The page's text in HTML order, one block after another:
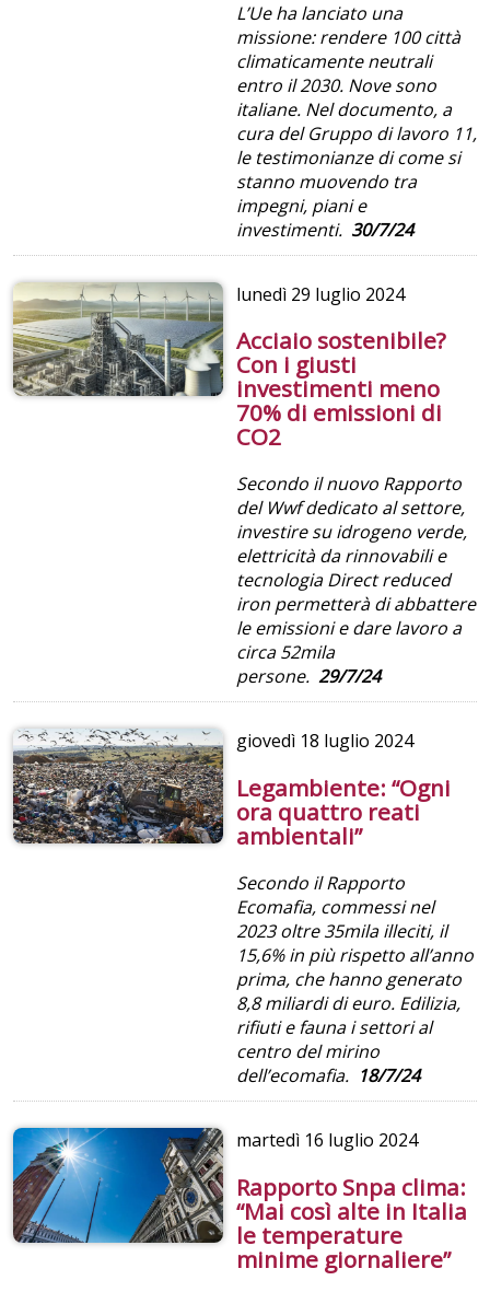
L’Ue ha lanciato una
missione: rendere 100 città
climaticamente neutrali
entro il 2030. Nove sono
italiane. Nel documento, a
cura del Gruppo di lavoro 11,
le testimonianze di come si
stanno muovendo tra
impegni, piani e
investimenti. 30/7/24
lunedì 29 luglio 2024
Acciaio sostenibile?
Con i giusti
investimenti meno
70% di emissioni di
CO2
Secondo il nuovo Rapporto
del Wwf dedicato al settore,
investire su idrogeno verde,
elettricità da rinnovabili e
tecnologia Direct reduced
iron permetterà di abbattere
le emissioni e dare lavoro a
circa 52mila
persone. 29/7/24
giovedì 18 luglio 2024
Legambiente: “Ogni
ora quattro reati
ambientali”
Secondo il Rapporto
Ecomafia, commessi nel
2023 oltre 35mila illeciti, il
15,6% in più rispetto all’anno
prima, che hanno generato
8,8 miliardi di euro. Edilizia,
rifiuti e fauna i settori al
centro del mirino
dell’ecomafia. 18/7/24
martedì 16 luglio 2024
Rapporto Snpa clima:
“Mai così alte in Italia
le temperature
minime giornaliere”